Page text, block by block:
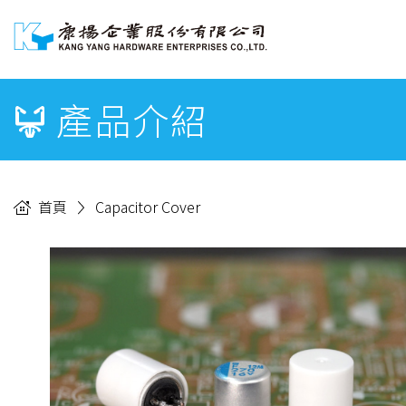
產品介紹
首頁 Capacitor Cover